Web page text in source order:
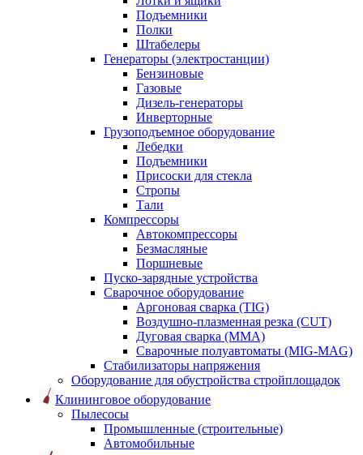
Подъемники
Полки
Штабелеры
Генераторы (электростанции)
Бензиновые
Газовые
Дизель-генераторы
Инверторные
Грузоподъемное оборудование
Лебедки
Подъемники
Присоски для стекла
Стропы
Тали
Компрессоры
Автокомпрессоры
Безмасляные
Поршневые
Пуско-зарядные устройства
Сварочное оборудование
Аргоновая сварка (TIG)
Воздушно-плазменная резка (CUT)
Дуговая сварка (ММА)
Сварочные полуавтоматы (MIG-MAG)
Стабилизаторы напряжения
Оборудование для обустройства стройплощадок
Клининговое оборудование
Пылесосы
Промышленные (строительные)
Автомобильные